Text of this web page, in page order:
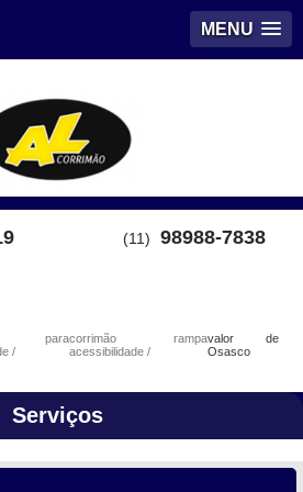
MENU
(11) 98988-7838
paracorrimão rampa
acessibilidade
valor de
Osasco
Serviços